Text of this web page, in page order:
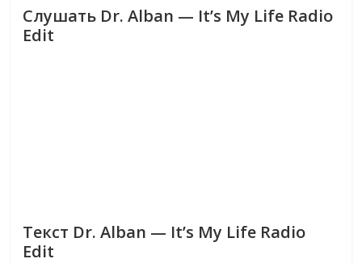
Слушать Dr. Alban — It’s My Life Radio
Edit
Текст Dr. Alban — It’s My Life Radio
Edit